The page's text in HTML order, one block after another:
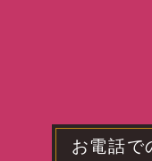
お電話で